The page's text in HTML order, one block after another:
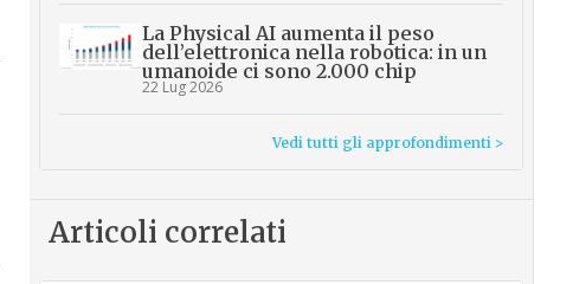
La Physical AI aumenta il peso
dell’elettronica nella robotica: in un
umanoide ci sono 2.000 chip
22 Lug 2026
Vedi tutti gli approfondimenti >
Articoli correlati